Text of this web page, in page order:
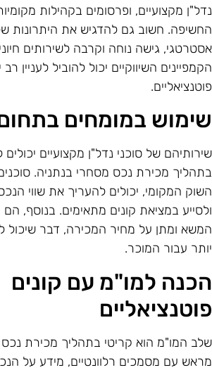
מקצועיים, ופרסומים בקהילות
חשוב גם להדגיש את היתרונות
גישה נוחה וקרבה לשירותים
השיווקיים יכול להוביל לעניין
במומחים
של סוכני נדל"ן מקצועיים
מכירת נכס מסחרי בנתניה.
המקומי, יכולים להעריך את שווי
במציאת קונים מתאימים. בנוסף, הם
ומתן על מחיר המכירה, דבר שיכול
עבור המוכר.
למו"מ עם קונים
המו"מ הוא קריטי בתהליך מכירת נכס
עם מסמכים רלוונטיים, מידע על